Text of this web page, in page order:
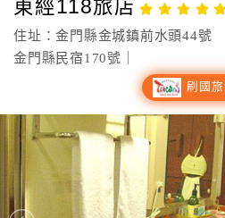
方
通
行
灣
東經118旅店
住址：金門縣金城鎮前水頭44號
金門縣民宿170號｜
刷國旅